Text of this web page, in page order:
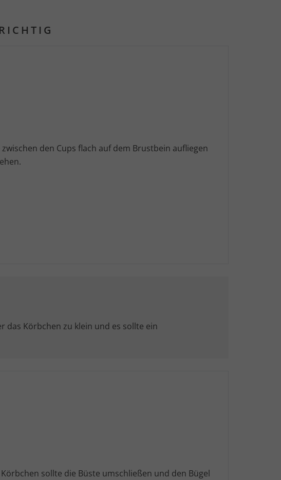
den Cups flach auf dem Brustbein aufliegen
das Körbchen zu klein und es sollte ein
sollte die Büste umschließen und den Bügel